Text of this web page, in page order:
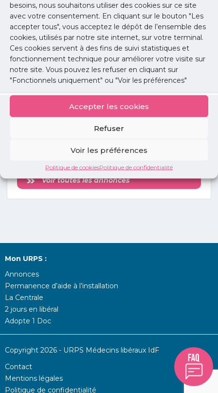
besoins, nous souhaitons utiliser des cookies sur ce site
avec votre consentement. En cliquant sur le bouton "Les
accepter tous", vous acceptez le dépôt de l’ensemble des
cookies, utilisés par notre site internet, sur votre terminal.
Ces cookies servent à des fins de suivi statistiques et
fonctionnement technique pour améliorer votre visite sur
notre site. Vous pouvez les refuser en cliquant sur
"Fonctionnels uniquement" ou "Voir les préférences"
Accepter les cookies
Refuser
Voir les préférences
Politique de cookiesPolitique de confidentialité
DGS-Urgent-15-approvisionnement-AZ
Publié le :12 février 2021
Partager cet article :
annonces
Voir toutes les annonces
Mon URPS :
Annonces
Permanence d’aide à l’installation
La Centrale
2 jours en libéral
Adopte 1 Doc
Copyright 2026 - URPS Médecins libéraux IdF
Contact
Mentions légales
Politique de confidentialité